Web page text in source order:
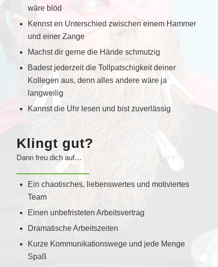
wäre blöd
Kennst en Unterschied zwischen einem Hammer
und einer Zange
Machst dir gerne die Hände schmutzig
Badest jederzeit die Tollpatschigkeit deiner
Kollegen aus, denn alles andere wäre ja
langweilig
Kannst die Uhr lesen und bist zuverlässig
Klingt gut?
Dann freu dich auf…
Ein chaotisches, liebenswertes und motiviertes
Team
Einen unbefristeten Arbeitsvertrag
Dramatische Arbeitszeiten
Kurze Kommunikationswege und jede Menge
Spaß